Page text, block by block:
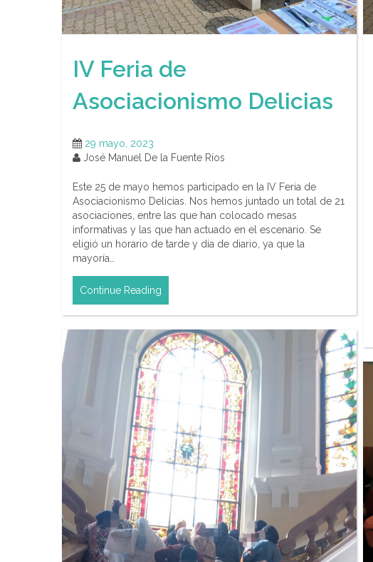
IV Feria de
Asociacionismo Delicias
29 mayo, 2023
José Manuel De la Fuente Ríos
Este 25 de mayo hemos participado en la IV Feria de
Asociacionismo Delicias. Nos hemos juntado un total de 21
asociaciones, entre las que han colocado mesas
informativas y las que han actuado en el escenario. Se
eligió un horario de tarde y día de diario, ya que la
mayoría…
Continue Reading